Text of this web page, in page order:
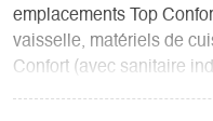
emplacements Top
vaisselle, matériels de
Confort (avec sanitaire